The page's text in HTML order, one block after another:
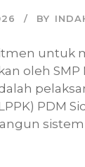
BY
oleh
PDM